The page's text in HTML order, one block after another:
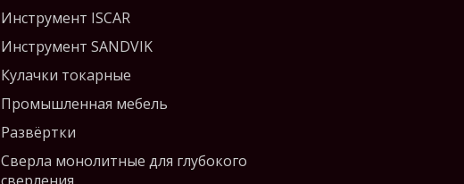
Инструмент ISCAR
Инструмент SANDVIK
Кулачки токарные
Промышленная мебель
Развёртки
Сверла монолитные для глубокого